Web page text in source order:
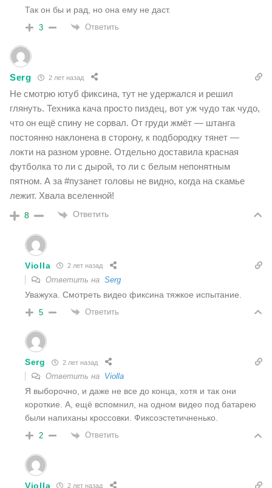
Так он бы и рад, но она ему не даст.
3 Ответить
Serg 2 лет назад
Не смотрю ютуб фиксина, тут не удержался и решил
глянуть. Техника кача просто пиздец, вот уж чудо так чудо,
что он ещё спину не сорвал. От груди жмëт — штанга
постоянно наклонена в сторону, к подбородку тянет —
локти на разном уровне. Отдельно доставила красная
футболка то ли с дырой, то ли с белым непонятным
пятном. А за #пузанет головы не видно, когда на скамье
лежит. Хвала вселенной!
8 Ответить
Violla 2 лет назад
Ответить на Serg
Уважуха. Смотреть видео фиксина тяжкое испытание.
5 Ответить
Serg 2 лет назад
Ответить на Violla
Я выборочно, и даже не все до конца, хотя и так они
короткие. А, ещё вспомнил, на одном видео под батарею
были напиханы кроссовки. Фиксоэстетичненько.
2 Ответить
Violla 2 лет назад